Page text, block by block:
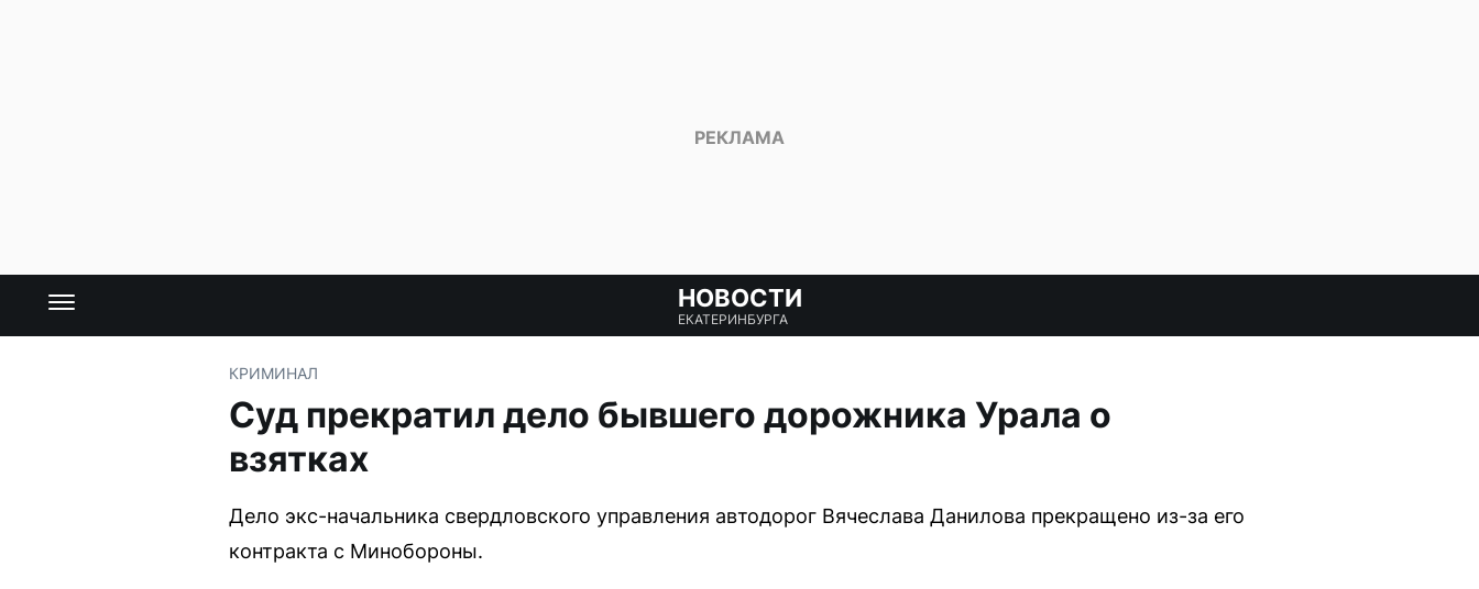
НОВОСТИ
ЕКАТЕРИНБУРГА
КРИМИНАЛ
Суд прекратил дело бывшего дорожника Урала о
взятках
Дело экс-начальника свердловского управления автодорог Вячеслава Данилова прекращено из-за его
контракта с Минобороны.